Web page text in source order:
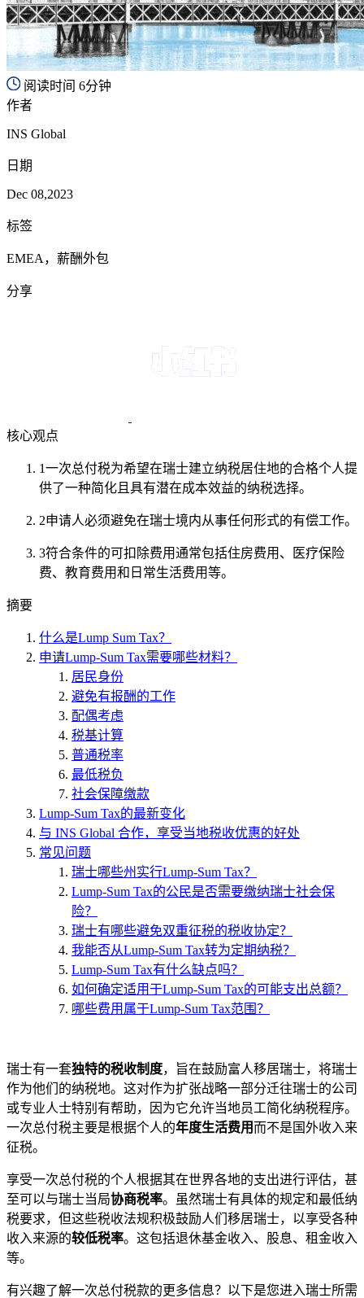
阅读时间 6分钟
作者
INS Global
日期
Dec 08,2023
标签
EMEA，薪酬外包
分享
核心观点
1一次总付税为希望在瑞士建立纳税居住地的合格个人提
供了一种简化且具有潜在成本效益的纳税选择。
2申请人必须避免在瑞士境内从事任何形式的有偿工作。
3符合条件的可扣除费用通常包括住房费用、医疗保险
费、教育费用和日常生活费用等。
摘要
什么是Lump Sum Tax？
申请Lump-Sum Tax需要哪些材料？
居民身份
避免有报酬的工作
配偶考虑
税基计算
普通税率
最低税负
社会保障缴款
Lump-Sum Tax的最新变化
与 INS Global 合作，享受当地税收优惠的好处
常见问题
瑞士哪些州实行Lump-Sum Tax？
Lump-Sum Tax的公民是否需要缴纳瑞士社会保
险？
瑞士有哪些避免双重征税的税收协定？
我能否从Lump-Sum Tax转为定期纳税？
Lump-Sum Tax有什么缺点吗？
如何确定适用于Lump-Sum Tax的可能支出总额？
哪些费用属于Lump-Sum Tax范围？
瑞士有一套独特的税收制度，旨在鼓励富人移居瑞士，将瑞士
作为他们的纳税地。这对作为扩张战略一部分迁往瑞士的公司
或专业人士特别有帮助，因为它允许当地员工简化纳税程序。
一次总付税主要是根据个人的年度生活费用 而不是国外收入来
征税。
享受一次总付税的个人根据其在世界各地的支出进行评估，甚
至可以与瑞士当局协商税率。虽然瑞士有具体的规定和最低纳
税要求，但这些税收法规积极鼓励人们移居瑞士，以享受各种
收入来源的较低税率。这包括退休基金收入、股息、租金收入
等。
有兴趣了解一次总付税款的更多信息？以下是您进入瑞士所需